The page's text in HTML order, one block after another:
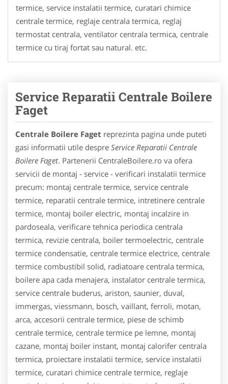
termice, service instalatii termice, curatari chimice
centrale termice, reglaje centrala termica, reglaj
termostat centrala, ventilator centrala termica, centrale
termice cu tiraj fortat sau natural. etc.
Service Reparatii Centrale Boilere
Faget
Centrale Boilere Faget reprezinta pagina unde puteti
gasi informatii utile despre Service Reparatii Centrale
Boilere Faget. Partenerii CentraleBoilere.ro va ofera
servicii de montaj - service - verificari instalatii termice
precum: montaj centrale termice, service centrale
termice, reparatii centrale termice, intretinere centrale
termice, montaj boiler electric, montaj incalzire in
pardoseala, verificare tehnica periodica centrala
termica, revizie centrala, boiler termoelectric, centrale
termice condensatie, centrale termice electrice, centrale
termice combustibil solid, radiatoare centrala termica,
boilere apa cada menajera, instalator centrale termica,
service centrale buderus, ariston, saunier, duval,
immergas, viessmann, bosch, vaillant, ferroli, motan,
arca, accesorii centrale termice, piese de schimb
centrale termice, centrale termice pe lemne, montaj
cazane, montaj boiler instant, montaj calorifer centrala
termica, proiectare instalatii termice, service instalatii
termice, curatari chimice centrale termice, reglaje